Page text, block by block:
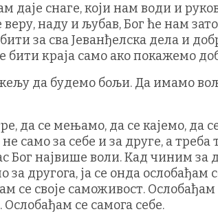
даје снаге, који нам води и
наду и љубав, Бог ће нам
за сва Јеванђелска дела и
бити краја само ако покажемо
да будемо бољи. Да имамо
да се мењамо, да се кајемо, да
само за себе и за друге, а
Бог највише воли. Кад чиним за
другога, ја се онда ослобађам
се своје саможивост. Ослобађам
се самога себе.